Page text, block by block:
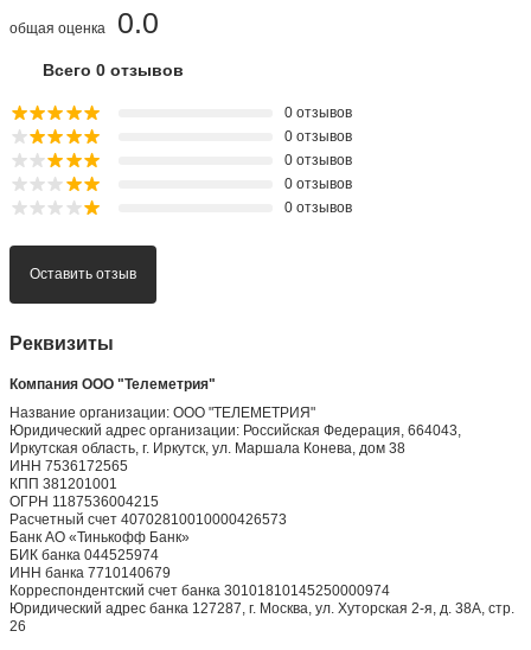
0.0
общая оценка
Всего 0 отзывов
0 отзывов
0 отзывов
0 отзывов
0 отзывов
0 отзывов
Оставить отзыв
Реквизиты
Компания ООО "Телеметрия"
Название организации: ООО "ТЕЛЕМЕТРИЯ"
Юридический адрес организации: Российская Федерация, 664043,
Иркутская область, г. Иркутск, ул. Маршала Конева, дом 38
ИНН 7536172565
КПП 381201001
ОГРН 1187536004215
Расчетный счет 40702810010000426573
Банк АО «Тинькофф Банк»
БИК банка 044525974
ИНН банка 7710140679
Корреспондентский счет банка 30101810145250000974
Юридический адрес банка 127287, г. Москва, ул. Хуторская 2-я, д. 38А, стр.
26